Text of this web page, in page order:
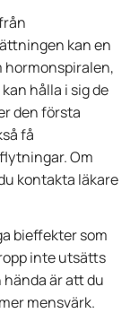
kan en
hormonspiralen,
hålla i sig de
den första
få
Om
kontakta läkare
bieffekter som
inte utsätts
är att du
mensvärk.